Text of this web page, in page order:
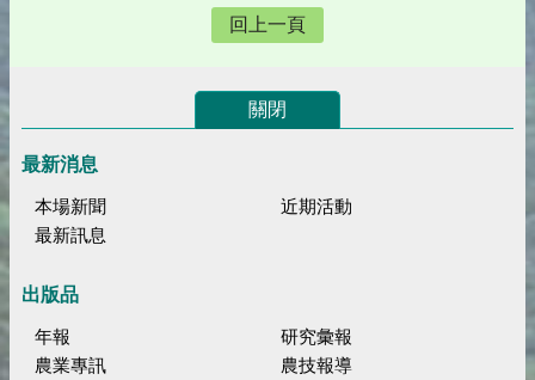
回上一頁
關閉
最新消息
本場新聞
近期活動
最新訊息
出版品
年報
研究彙報
農業專訊
農技報導